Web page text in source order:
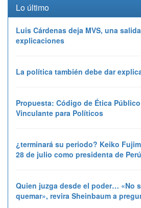
Lo último
Luis Cárdenas deja MVS, una
explicaciones
La política también debe dar
Propuesta: Código de Ética
Vinculante para Políticos
¿terminará su periodo? Keiko
28 de julio como presidenta de Perú
Quien juzga desde el poder… «No
quemar», revira Sheinbaum a